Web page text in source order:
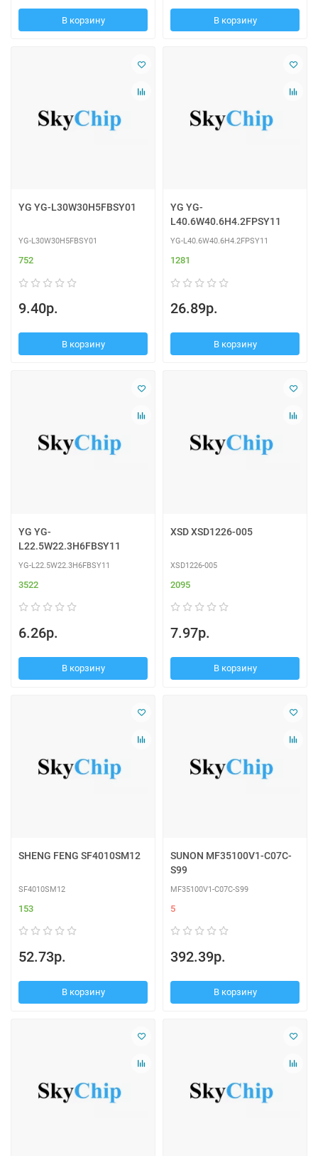
В корзину В корзину
YG YG-L30W30H5FBSY01
YG-L30W30H5FBSY01
752
9.40р.
В корзину
YG YG-
L40.6W40.6H4.2FPSY11
YG-L40.6W40.6H4.2FPSY11
1281
26.89р.
В корзину
YG YG-
L22.5W22.3H6FBSY11
YG-L22.5W22.3H6FBSY11
3522
6.26р.
В корзину
XSD XSD1226-005
XSD1226-005
2095
7.97р.
В корзину
SHENG FENG SF4010SM12
SF4010SM12
153
52.73р.
В корзину
SUNON MF35100V1-C07C-
S99
MF35100V1-C07C-S99
5
392.39р.
В корзину